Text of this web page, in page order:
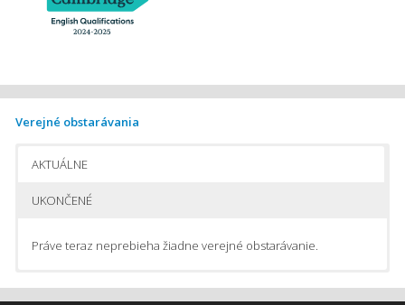
Verejné obstarávania
AKTUÁLNE
UKONČENÉ
Práve teraz neprebieha žiadne verejné obstarávanie.